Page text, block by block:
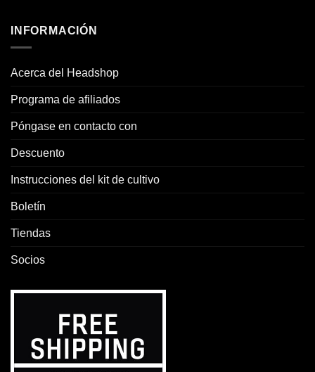
INFORMACIÓN
Acerca del Headshop
Programa de afiliados
Póngase en contacto con
Descuento
Instrucciones del kit de cultivo
Boletín
Tiendas
Socios